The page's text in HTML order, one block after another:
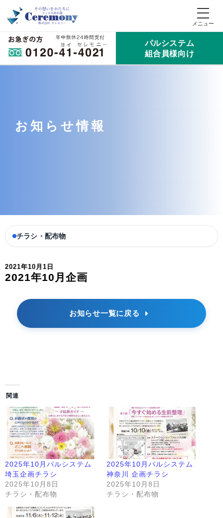
パルシステム
組合員様向け
お知らせ情報
チラシ・配布物
2021年10月1日
2021年10月企画
お知らせ一覧に戻る
関連
2025年10月パルシステム
埼玉企画チラシ
2025年10月8日
チラシ・配布物
2025年10月パルシステム
神奈川 企画チラシ
2025年10月8日
チラシ・配布物